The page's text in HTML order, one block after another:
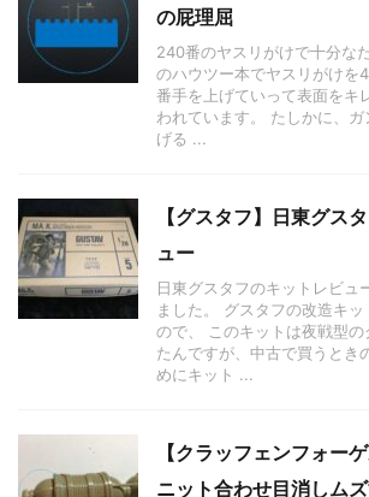
の屁理屈
240番のヤスリがけで十分な
のハウツー本でヤスリがけを
番手を上げていって表面をキ
われています。 たしかに、
げる ...
【グスタフ】日東グス
ュー
日東グスタフのキットレビュ
ました。 グスタフの改造キ
ので、 このキットは夜戦型
たんですが、中古で買うとき
めにキット ...
【クラッフェンフォ
ニット合わせ目消しム